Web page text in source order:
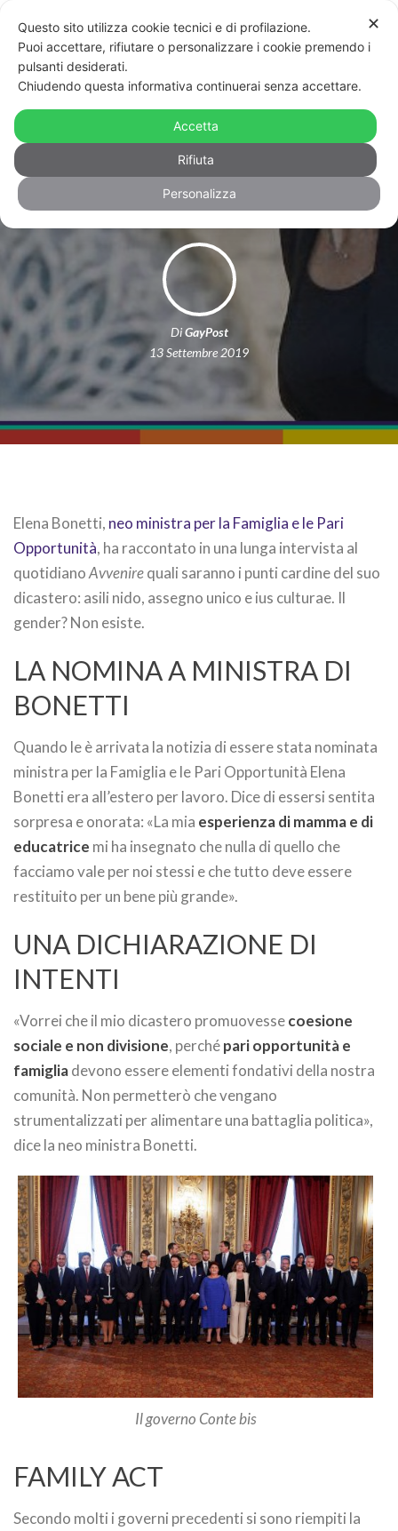
Elena Bonetti, intervista all’Avvenire:
quali saranno i cardini delle sue
scelte politiche?
DiGayPost
13 Settembre 2019
Elena Bonetti, neo ministra per la Famiglia e le Pari
Opportunità, ha raccontato in una lunga intervista al
quotidianoAvvenirequali saranno i punti cardine del suo
dicastero: asili nido, assegno unico e ius culturae. Il
gender? Non esiste.
LA NOMINA A MINISTRA DI
BONETTI
Quando le è arrivata la notizia di essere stata nominata
ministra per la Famiglia e le Pari Opportunità Elena
Bonetti era all’estero per lavoro. Dice di essersi sentita
sorpresa e onorata: «La mia esperienza di mamma e di
educatrice mi ha insegnato che nulla di quello che
facciamo vale per noi stessi e che tutto deve essere
restituito per un bene più grande».
UNA DICHIARAZIONE DI
INTENTI
«Vorrei che il mio dicastero promuovessecoesione
sociale e non divisione, perchépari opportunità e
famigliadevono essere elementi fondativi della nostra
comunità. Non permetterò che vengano
strumentalizzati per alimentare una battaglia politica»,
dice la neo ministra Bonetti.
Il governo Conte bis
FAMILY ACT
Secondo molti i governi precedenti si sono riempiti la
✕
Questo sito utilizza cookie tecnici e di profilazione.
Puoi accettare, rifiutare o personalizzare i cookie premendo i
pulsanti desiderati.
Chiudendo questa informativa continuerai senza accettare.
Accetta
Rifiuta
Personalizza